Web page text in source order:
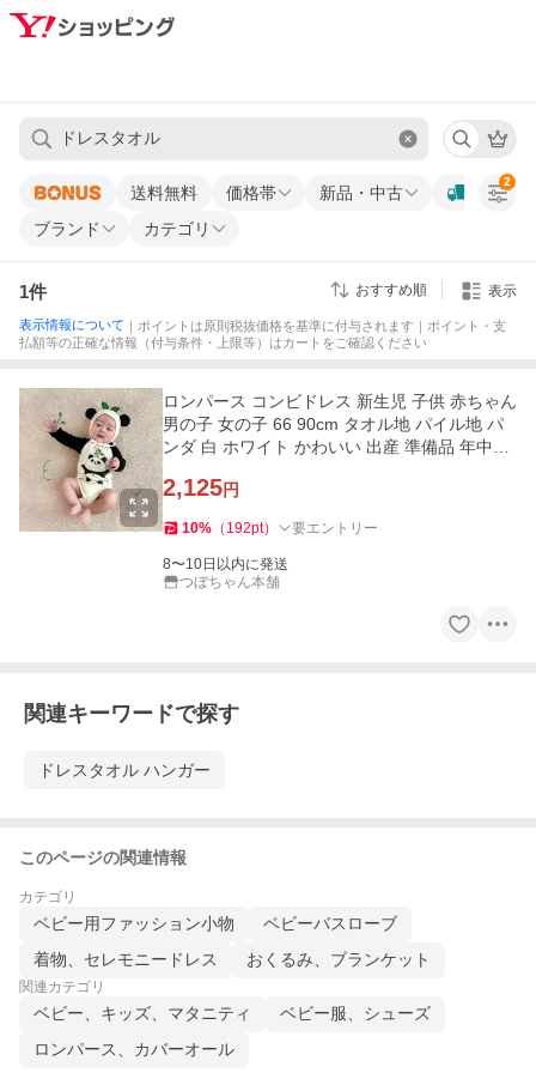
送料無料 価格帯
新品・中古
ブランド
カテゴリ
2
1件 おすすめ順 表示
表示情報について ｜ポイントは原則税抜価格を基準に付与されます｜ポイント・支
払額等の正確な情報（付与条件・上限等）はカートをご確認ください
ロンパース コンビドレス 新生児 子供 赤ちゃん
男の子 女の子 66 90cm タオル地 パイル地 パ
ンダ 白 ホワイト かわいい 出産 準備品 年中素
2,125円
10% （ 192pt） 要エントリー
8〜10日以内に発送
つぼちゃん本舗
関連キーワードで探す
ドレスタオル ハンガー
このページの関連情報
カテゴリ
ベビー用ファッション小物
ベビーバスローブ
着物、セレモニードレス
おくるみ、ブランケット
関連カテゴリ
ベビー、キッズ、マタニティ
ベビー服、シューズ
ロンパース、カバーオール